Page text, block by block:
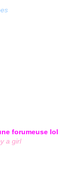
forumeuse lol
a girl